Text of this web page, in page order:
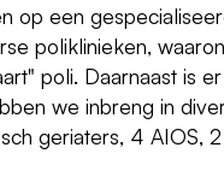
op een
poliklinieken,
poli. Daarnaast is
we inbreng in
geriaters, 4 AIOS,